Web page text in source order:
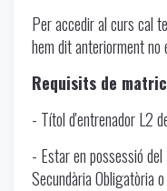
Per accedir al curs cal
hem dit anteriorment no
Requisits de
- Títol d'entrenador L2
- Estar en possessió
Secundària Obligatòria